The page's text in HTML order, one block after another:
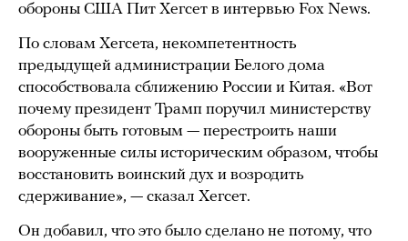
обороны США Пит Хегсет в интервью Fox News.
По словам Хегсета, некомпетентность
предыдущей администрации Белого дома
способствовала сближению России и Китая. «Вот
почему президент Трамп поручил министерству
обороны быть готовым — перестроить наши
вооруженные силы историческим образом, чтобы
восстановить воинский дух и возродить
сдерживание», — сказал Хегсет.
Он добавил, что это было сделано не потому, что